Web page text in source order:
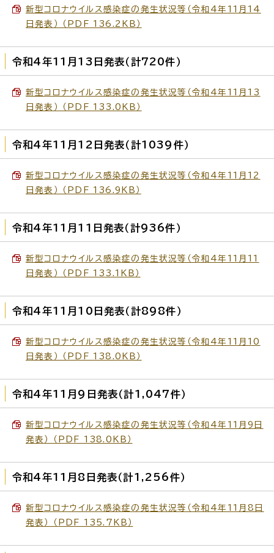
新型コロナウイルス感染症の発生状況等（令和4年11月14
日発表） （PDF 136.2KB）
令和4年11月13日発表（計720件）
新型コロナウイルス感染症の発生状況等（令和4年11月13
日発表） （PDF 133.0KB）
令和4年11月12日発表（計1039件）
新型コロナウイルス感染症の発生状況等（令和4年11月12
日発表） （PDF 136.9KB）
令和4年11月11日発表（計936件）
新型コロナウイルス感染症の発生状況等（令和4年11月11
日発表） （PDF 133.1KB）
令和4年11月10日発表（計898件）
新型コロナウイルス感染症の発生状況等（令和4年11月10
日発表） （PDF 138.0KB）
令和4年11月9日発表（計1,047件）
新型コロナウイルス感染症の発生状況等（令和4年11月9日
発表） （PDF 138.0KB）
令和4年11月8日発表（計1,256件）
新型コロナウイルス感染症の発生状況等（令和4年11月8日
発表） （PDF 135.7KB）